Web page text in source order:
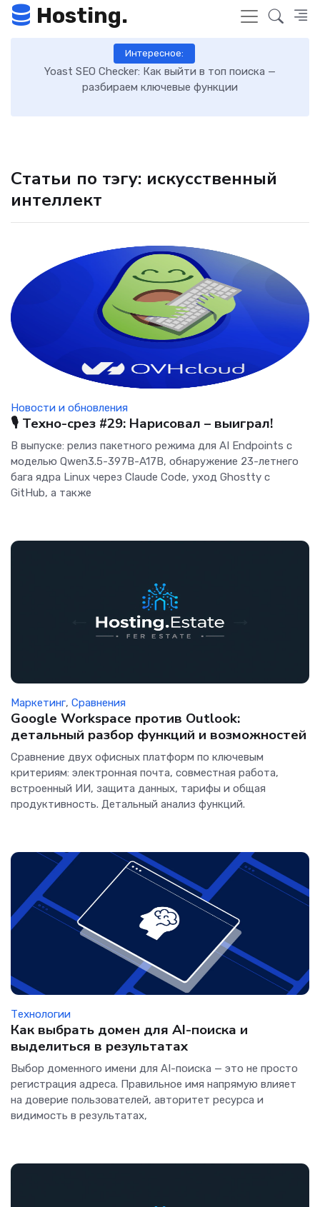
Hosting.
Интересное:
Yoast SEO Checker: Как выйти в топ поиска —
разбираем ключевые функции
Статьи по тэгу: искусственный
интеллект
Новости и обновления
🎙️ Техно-срез #29: Нарисовал – выиграл!
В выпуске: релиз пакетного режима для AI Endpoints с
моделью Qwen3.5-397B-A17B, обнаружение 23-летнего
бага ядра Linux через Claude Code, уход Ghostty с
GitHub, а также
Маркетинг, Сравнения
Google Workspace против Outlook:
детальный разбор функций и возможностей
Сравнение двух офисных платформ по ключевым
критериям: электронная почта, совместная работа,
встроенный ИИ, защита данных, тарифы и общая
продуктивность. Детальный анализ функций.
Технологии
Как выбрать домен для AI-поиска и
выделиться в результатах
Выбор доменного имени для AI-поиска — это не просто
регистрация адреса. Правильное имя напрямую влияет
на доверие пользователей, авторитет ресурса и
видимость в результатах,